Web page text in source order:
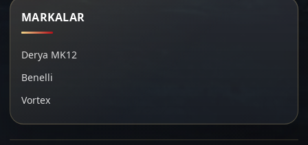
MARKALAR
Derya MK12
Benelli
Vortex